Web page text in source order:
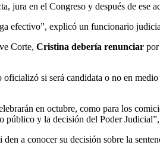
jura en el Congreso y después de
efectivo”, explicó un funcionario
Corte, Cristina debería renunciar
si será candidata o no en
en octubre, como para los
público y la decisión del Poder
a conocer su decisión sobre la